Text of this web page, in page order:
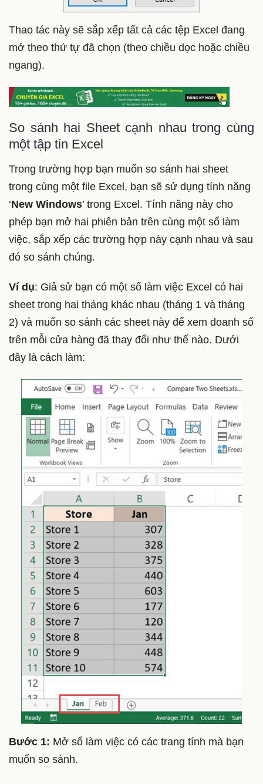
Thao tác này sẽ sắp xếp tất cả các tệp Excel đang
mở theo thứ tự đã chọn (theo chiều dọc hoặc chiều
ngang).
So sánh hai Sheet cạnh nhau trong cùng
một tập tin Excel
Trong trường hợp bạn muốn so sánh hai sheet
trong cùng một file Excel, bạn sẽ sử dụng tính năng
‘New Windows’ trong Excel. Tính năng này cho
phép bạn mở hai phiên bản trên cùng một sổ làm
việc, sắp xếp các trường hợp này cạnh nhau và sau
đó so sánh chúng.
Ví dụ: Giả sử bạn có một sổ làm việc Excel có hai
sheet trong hai tháng khác nhau (tháng 1 và tháng
2) và muốn so sánh các sheet này để xem doanh số
trên mỗi cửa hàng đã thay đổi như thế nào. Dưới
đây là cách làm:
Bước 1: Mở sổ làm việc có các trang tính mà bạn
muốn so sánh.